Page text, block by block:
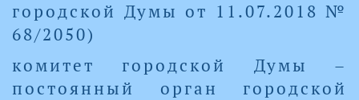
городской Думы от 11.07.2018 №
68/2050)
комитет городской Думы –
постоянный орган городской